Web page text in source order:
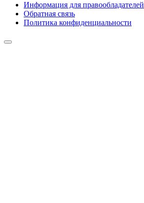
Информация для правообладателей
Обратная связь
Политика конфиденциальности